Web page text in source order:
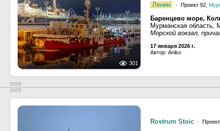
301
Ленин · Проект 92,
Баренцево море,
Мурманская область,
Морской вокзал,
17 января 2026 г.
Автор: Aniko
2026
2025
Rostrum Stoic ·